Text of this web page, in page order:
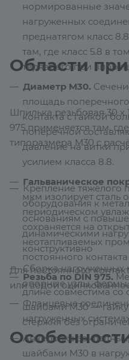
нормированные
нагруженных
преднатягом класс
там, где класс 5.8 в
теряет его при
Диаметр М30.
площадь
контакта с гайкой
поперечной
давление на витки
усилием класса 8.8.
Гальваническое
мкм изолирует сталь
периодическом
сохраняется на
неотапливаемых
постоянного
Резьба по DIN 975.
длине совместима со
шайбами М30 —
стержня без
Области
Шпилька резьбовая 30
975 применяется там,
типоразмера М30 с
Крепление тяжёлого
оборудования к
основаниям с
динамическими
конструктивно
Сборка нагруженных
опорные узлы,
Фланцевые
нагруженных
Анкеровка
шайбами М30 в
Для постоянного
или водой